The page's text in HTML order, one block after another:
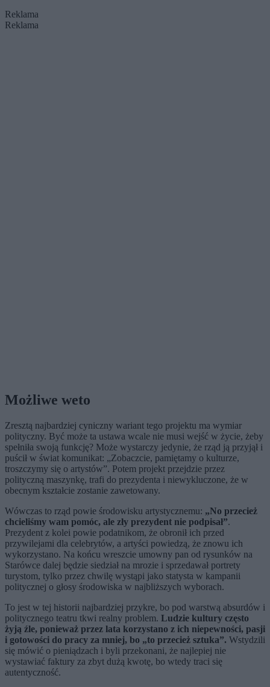
Reklama
Reklama
Możliwe weto
Zresztą najbardziej cyniczny wariant tego projektu ma wymiar
polityczny. Być może ta ustawa wcale nie musi wejść w życie, żeby
spełniła swoją funkcję? Może wystarczy jedynie, że rząd ją przyjął i
puścił w świat komunikat: „Zobaczcie, pamiętamy o kulturze,
troszczymy się o artystów”. Potem projekt przejdzie przez
polityczną maszynkę, trafi do prezydenta i niewykluczone, że w
obecnym kształcie zostanie zawetowany.
Wówczas to rząd powie środowisku artystycznemu: „No przecież
chcieliśmy wam pomóc, ale zły prezydent nie podpisał”.
Prezydent z kolei powie podatnikom, że obronił ich przed
przywilejami dla celebrytów, a artyści powiedzą, że znowu ich
wykorzystano. Na końcu wreszcie umowny pan od rysunków na
Starówce dalej będzie siedział na mrozie i sprzedawał portrety
turystom, tylko przez chwilę wystąpi jako statysta w kampanii
politycznej o głosy środowiska w najbliższych wyborach.
To jest w tej historii najbardziej przykre, bo pod warstwą absurdów i
politycznego teatru tkwi realny problem. Ludzie kultury często
żyją źle, ponieważ przez lata korzystano z ich niepewności, pasji
i gotowości do pracy za mniej, bo „to przecież sztuka”. Wstydzili
się mówić o pieniądzach i byli przekonani, że najlepiej nie
wystawiać faktury za zbyt dużą kwotę, bo wtedy traci się
autentyczność.